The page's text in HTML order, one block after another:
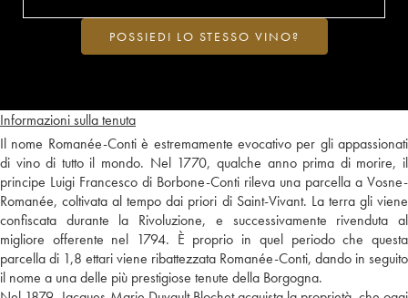
Informazioni sulla tenuta
Il nome Romanée-Conti è estremamente evocativo per gli appassionati
di vino di tutto il mondo. Nel 1770, qualche anno prima di morire, il
principe Luigi Francesco di Borbone-Conti rileva una parcella a Vosne-
Romanée, coltivata al tempo dai priori di Saint-Vivant. La terra gli viene
confiscata durante la Rivoluzione, e successivamente rivenduta al
migliore offerente nel 1794. È proprio in quel periodo che questa
parcella di 1,8 ettari viene ribattezzata Romanée-Conti, dando in seguito
il nome a una delle più prestigiose tenute della Borgogna.
POSSIEDI LO STESSO VINO?